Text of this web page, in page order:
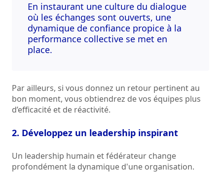
En instaurant une culture du dialogue
où les échanges sont ouverts, une
dynamique de confiance propice à la
performance collective se met en
place.
Par ailleurs, si vous donnez un retour pertinent au
bon moment, vous obtiendrez de vos équipes plus
d’efficacité et de réactivité.
2. Développez un leadership inspirant
Un leadership humain et fédérateur change
profondément la dynamique d'une organisation.